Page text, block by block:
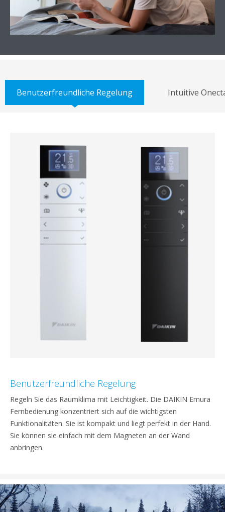
Benutzerfreundliche Regelung Intuitive
Benutzerfreundliche Regelung
Regeln Sie das Raumklima mit Leichtigkeit. Die DAIKIN Emura
Fernbedienung konzentriert sich auf die wichtigsten
Funktionalitäten. Sie ist kompakt und liegt perfekt in der Hand.
Sie können sie einfach mit dem Magneten an der Wand
anbringen.